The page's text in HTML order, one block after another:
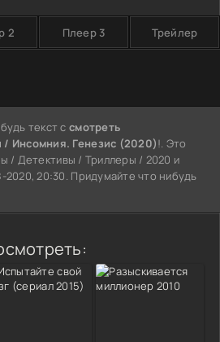
2 Плеер 3 Трейлер
текст ссмотреть
Инсомния. Генезис (2020)!. Это
/ Детективы / Триллеры / 2020 и
2020, 20:30. Придумайте что нибудь